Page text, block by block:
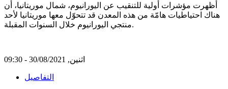
أظهرت مؤشرات أولية للتنقيب عن اليورانيوم، شمال موريتانيا، أن
هناك احتياطيات هامّة من هذه المعدن قد تتحوّل معها موريتانيا لأحد
منتجي اليورانيوم خلال السنوات المقبلة.
اثنين, 30/08/2021 - 09:30
التفاصيل